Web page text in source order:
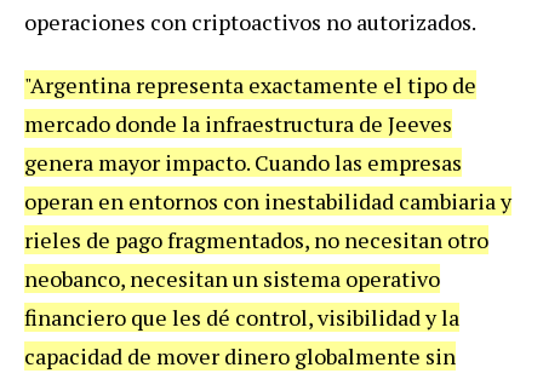
operaciones con criptoactivos no autorizados.
"Argentina representa exactamente el tipo de
mercado donde la infraestructura de Jeeves
genera mayor impacto. Cuando las empresas
operan en entornos con inestabilidad cambiaria y
rieles de pago fragmentados, no necesitan otro
neobanco, necesitan un sistema operativo
financiero que les dé control, visibilidad y la
capacidad de mover dinero globalmente sin